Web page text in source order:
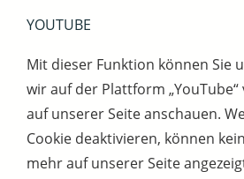
YOUTUBE
Mit dieser Funktion können Sie
wir auf der Plattform
auf unserer Seite anschauen.
Cookie deaktivieren, können
mehr auf unserer Seite